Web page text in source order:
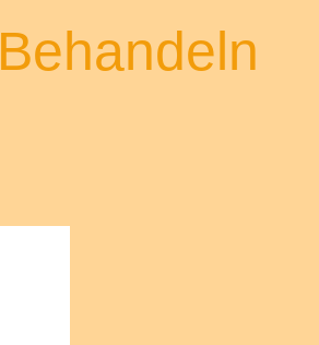
Behandeln